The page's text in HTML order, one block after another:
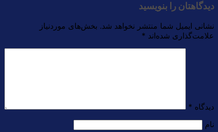
دیدگاهتان را بنویسید
نشانی ایمیل شما منتشر نخواهد شد. بخش‌های موردنیاز
علامت‌گذاری شده‌اند *
دیدگاه *
نام